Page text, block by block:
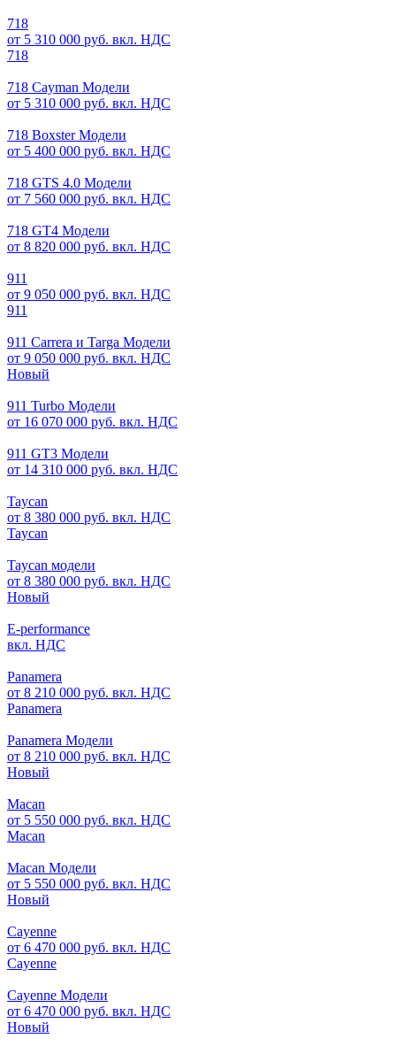
718
от 5 310 000 руб. вкл. НДС
718
718 Cayman Модели
от 5 310 000 руб. вкл. НДС
718 Boxster Модели
от 5 400 000 руб. вкл. НДС
718 GTS 4.0 Модели
от 7 560 000 руб. вкл. НДС
718 GT4 Модели
от 8 820 000 руб. вкл. НДС
911
от 9 050 000 руб. вкл. НДС
911
911 Carrera и Targa Модели
от 9 050 000 руб. вкл. НДС
Новый
911 Turbo Модели
от 16 070 000 руб. вкл. НДС
911 GT3 Модели
от 14 310 000 руб. вкл. НДС
Taycan
от 8 380 000 руб. вкл. НДС
Taycan
Taycan модели
от 8 380 000 руб. вкл. НДС
Новый
E-performance
вкл. НДС
Panamera
от 8 210 000 руб. вкл. НДС
Panamera
Panamera Модели
от 8 210 000 руб. вкл. НДС
Новый
Macan
от 5 550 000 руб. вкл. НДС
Macan
Macan Модели
от 5 550 000 руб. вкл. НДС
Новый
Cayenne
от 6 470 000 руб. вкл. НДС
Cayenne
Cayenne Модели
от 6 470 000 руб. вкл. НДС
Новый